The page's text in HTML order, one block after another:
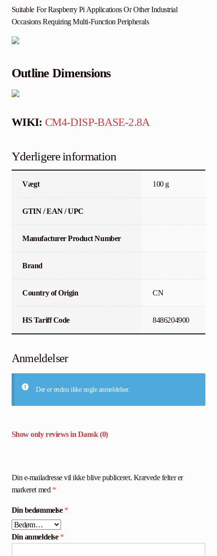
Suitable For Raspberry Pi Applications Or Other Industrial
Occasions Requiring Multi-Function Peripherals
Outline Dimensions
WIKI: CM4-DISP-BASE-2.8A
Yderligere information
Vægt 100 g
GTIN / EAN / UPC
Manufacturer Product Number
Brand
Country of Origin CN
HS Tariff Code 8486204900
Anmeldelser
Der er endnu ikke nogle anmeldelser.
Show only reviews in Dansk (0)
Din e-mailadresse vil ikke blive publiceret. Krævede felter er
markeret med *
Din bedømmelse *
Din anmeldelse *